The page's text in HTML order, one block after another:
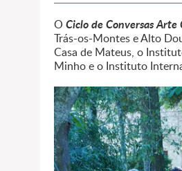
O Ciclo de Conversas
Trás-os-Montes e Alto
Casa de Mateus, o
Minho e o Instituto